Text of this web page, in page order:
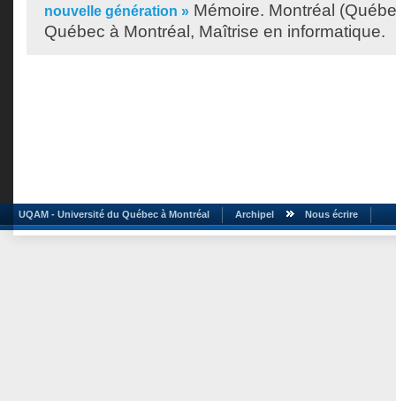
nouvelle génération » Mémoire. Montréal
Québec à Montréal, Maîtrise en informatique.
UQAM - Université du Québec à Montréal Archipel Nous écrire